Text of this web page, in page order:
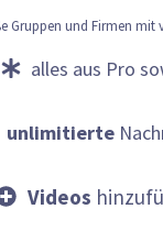
Gruppen und Firmen mit
alles aus Pro
unlimitierte
Videos